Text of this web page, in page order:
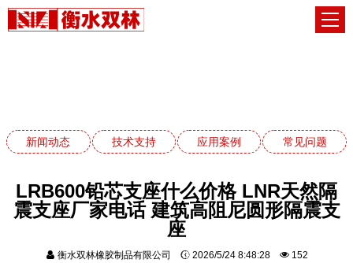
新闻动态 技术支持 应用案例 常见问题
LRB600铅芯支座什么价格 LNR天然隔
震支座厂家电话 建筑高阻尼圆形隔震支
座
衡水双林橡胶制品有限公司 2026/5/24 8:48:28 152